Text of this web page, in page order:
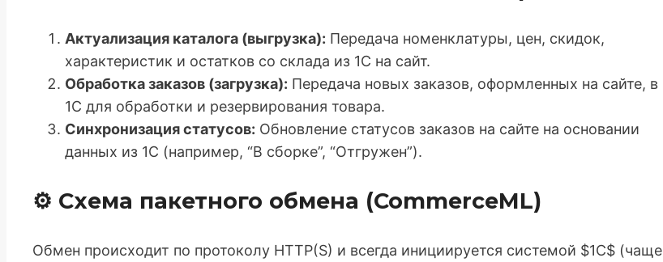
Актуализация каталога (выгрузка): Передача номенклатуры, цен, скидок,
характеристик и остатков со склада из 1С на сайт.
Обработка заказов (загрузка): Передача новых заказов, оформленных на сайте, в
1С для обработки и резервирования товара.
Синхронизация статусов: Обновление статусов заказов на сайте на основании
данных из 1С (например, “В сборке”, “Отгружен”).
⚙️ Схема пакетного обмена (CommerceML)
Обмен происходит по протоколу HTTP(S) и всегда инициируется системой $1С$ (чаще